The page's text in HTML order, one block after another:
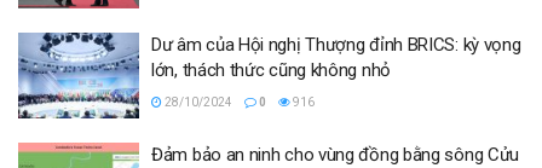
Dư âm của Hội nghị Thượng đỉnh BRICS: kỳ vọng
lớn, thách thức cũng không nhỏ
28/10/2024 0 916
Đảm bảo an ninh cho vùng đồng bằng sông Cửu